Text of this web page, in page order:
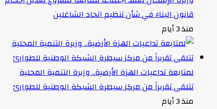
قانون البناء في شأن تنظيم اتحاد الشاغلين
منذ 3 أيام
لمتابعة تداعيات الهزة الأرضية.. وزيرة التنمية المحلية
تتلقى تقريراً من مركز سيطرة الشبكة الوطنية للطوارئ
منذ 3 أيام